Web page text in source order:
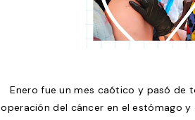
Enero fue un mes caótico y pasó de
operación del cáncer en el estómago